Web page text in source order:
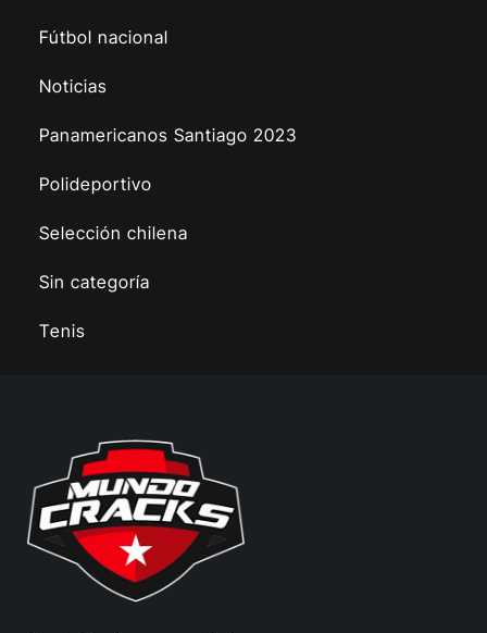
Fútbol nacional
Noticias
Panamericanos Santiago 2023
Polideportivo
Selección chilena
Sin categoría
Tenis